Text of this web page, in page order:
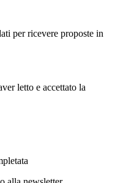
per ricevere proposte in
letto e accettato la